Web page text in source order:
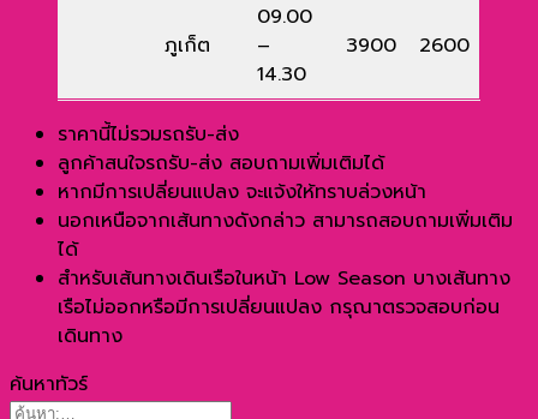
ภูเก็ต
09.00
–
14.30
3900 2600
ราคานี้ไม่รวมรถรับ-ส่ง
ลูกค้าสนใจรถรับ-ส่ง สอบถามเพิ่มเติมได้
หากมีการเปลี่ยนแปลง จะแจ้งให้ทราบล่วงหน้า
นอกเหนือจากเส้นทางดังกล่าว สามารถสอบถามเพิ่มเติม
ได้
สำหรับเส้นทางเดินเรือในหน้า Low Season บางเส้นทาง
เรือไม่ออกหรือมีการเปลี่ยนแปลง กรุณาตรวจสอบก่อน
เดินทาง
ค้นหาทัวร์